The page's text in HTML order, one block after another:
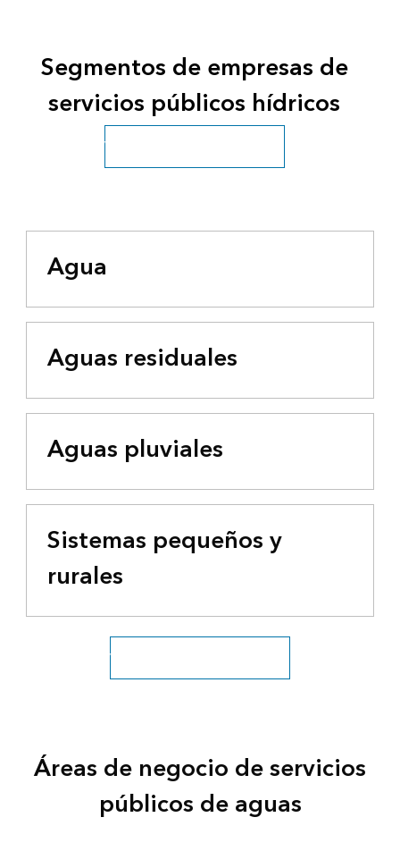
Segmentos de empresas de
servicios públicos hídricos
Ver todos los sectores hídricos
Agua
Aguas residuales
Aguas pluviales
Sistemas pequeños y
rurales
Ver todos los sectores hídricos
Áreas de negocio de servicios
públicos de aguas